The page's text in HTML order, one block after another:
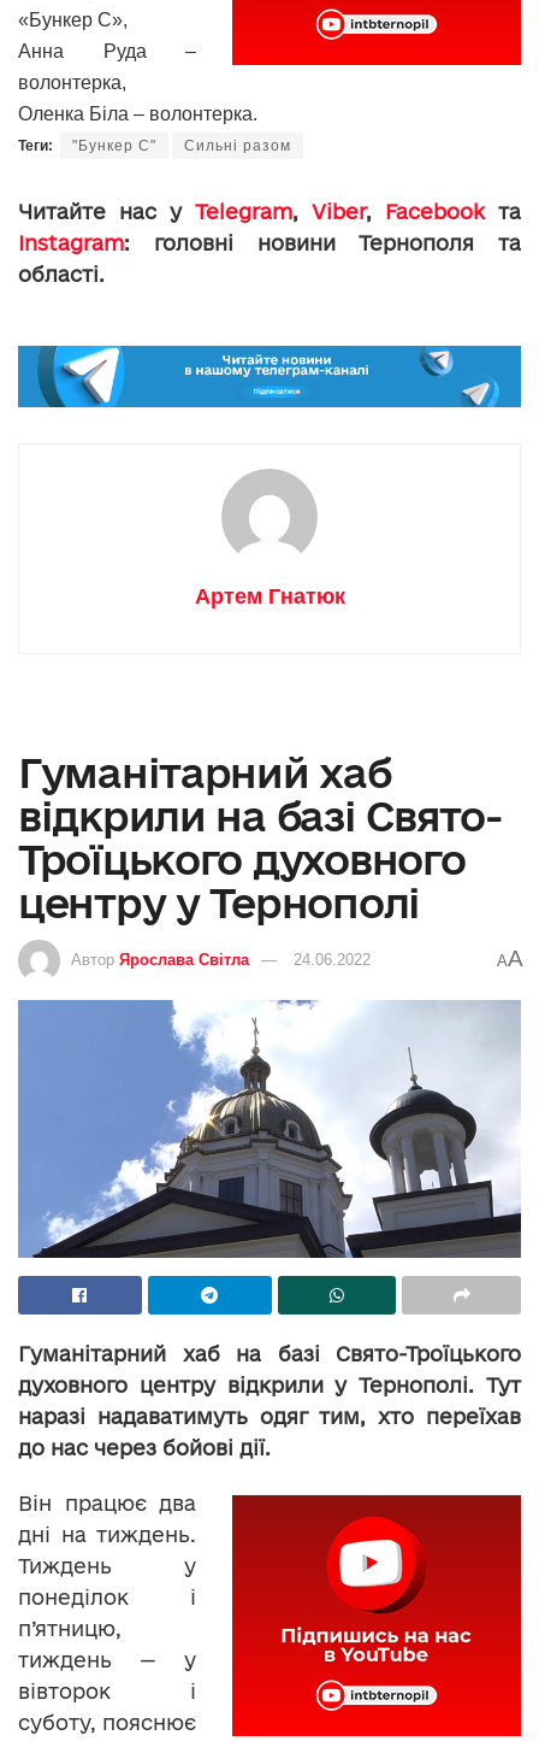
«Бункер С»,
Анна Руда –
волонтерка,
Оленка Біла – волонтерка.
Теги: "Бункер С" Сильні разом
Читайте нас у Telegram, Viber, Facebookта
Instagram: головні новини Тернополя та
області.
Артем Гнатюк
Гуманітарний хаб
відкрили на базі Свято-
Троїцького духовного
центру у Тернополі
Автор Ярослава Світла 24.06.2022 AA
Гуманітарний хаб на базі Свято-Троїцького
духовного центру відкрили у Тернополі. Тут
наразі надаватимуть одяг тим, хто переїхав
до нас через бойові дії.
Він працює два
дні на тиждень.
Тиждень у
понеділок і
п’ятницю,
тиждень — у
вівторок і
суботу, пояснює